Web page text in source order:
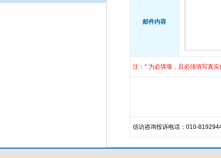
邮件内容
注：* 为必填项，且必须填写真
信访咨询投诉电话：010-